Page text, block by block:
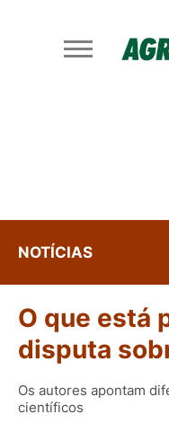
NOTÍCIAS
O que está
disputa
Os autores apontam
científicos